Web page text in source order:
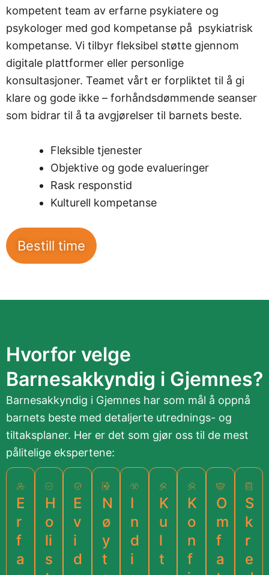
kompetent team av erfarne psykiatere og
psykologer med god kompetanse på psykiatrisk
kompetanse. Vi tilbyr fleksibel støtte gjennom
digitale plattformer eller personlige
konsultasjoner. Teamet vårt er forpliktet til å gi
klare og gode ikke – forhåndsdømmende seanser
som bidrar til å ta avgjørelser til barnets beste.
Fleksible tjenester
Objektive og gode evalueringer
Rask responstid
Kulturell kompetanse
Bestill time
Hvorfor velge
Barnesakkyndig i Gjemnes?
Barnesakkyndig i Gjemnes har som mål å oppnå
barnets beste med detaljerte utrednings- og
tiltaksplaner. Her er det som gjør oss til de mest
pålitelige ekspertene:
E
r
f
a
H
o
li
s
E
v
i
d
N
ø
y
t
I
n
d
i
K
u
l
t
K
o
n
f
O
m
f
a
S
k
r
e